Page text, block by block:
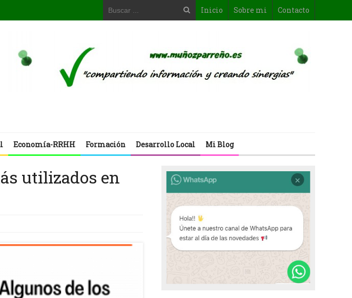
Inicio Sobre mi Contacto
Economía-RRHH Formación Desarrollo Local Mi Blog
utilizados en